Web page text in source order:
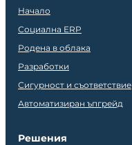
Начало
Социална ERP
Родена в облака
Разработки
Сигурност и съответствие
Автоматизиран ъпгрейд
Решения